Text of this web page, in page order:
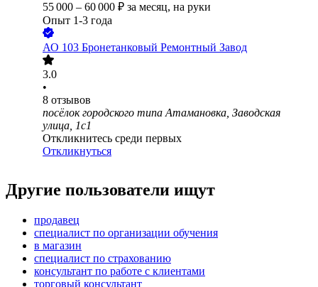
55 000 – 60 000 ₽ за месяц, на руки
Опыт 1-3 года
АО 103 Бронетанковый Ремонтный Завод
3.0
•
8 отзывов
посёлок городского типа Атамановка, Заводская
улица, 1с1
Откликнитесь среди первых
Откликнуться
Другие пользователи ищут
продавец
специалист по организации обучения
в магазин
специалист по страхованию
консультант по работе с клиентами
торговый консультант